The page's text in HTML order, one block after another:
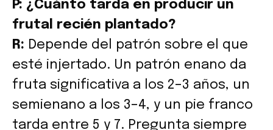
P: ¿Cuánto tarda en producir un
frutal recién plantado?
R: Depende del patrón sobre el que
esté injertado. Un patrón enano da
fruta significativa a los 2–3 años, un
semienano a los 3–4, y un pie franco
tarda entre 5 y 7. Pregunta siempre